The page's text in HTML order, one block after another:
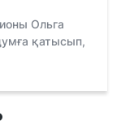
Ольга
қатысып,